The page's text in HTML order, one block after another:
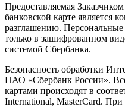
Предоставляемая
банковской карте является
разглашению. Персональные
только в зашифрованном
системой Сбербанка.
Безопасность обработки
ПАО «Сбербанк России».
картами происходят в
International, MasterCard.